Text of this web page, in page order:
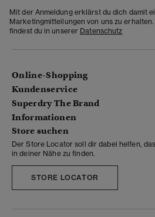
Mit der Anmeldung erklärst du dich damit
Marketingmitteilungen von uns zu
findest du in unserer Datenschutz
Online-Shopping
Kundenservice
Superdry The Brand
Informationen
Store suchen
Der Store Locator soll dir dabei helfen,
in deiner Nähe zu finden.
STORE LOCATOR